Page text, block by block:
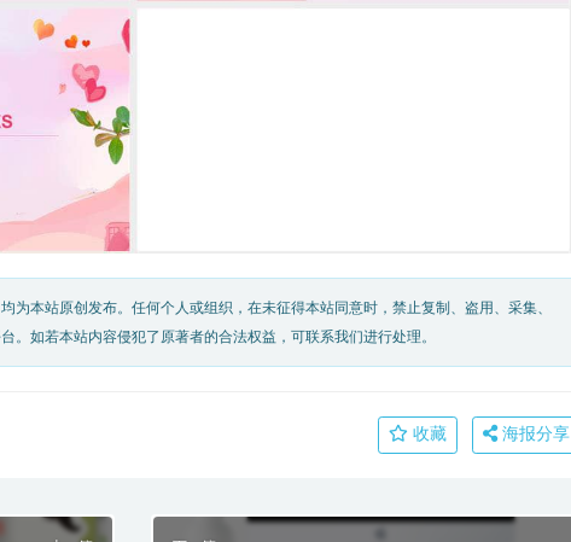
为本站原创发布。任何个人或组织，在未征得本站同意时，禁止复制、盗用、采集、
。如若本站内容侵犯了原著者的合法权益，可联系我们进行处理。
收藏 海报分享